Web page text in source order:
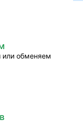
или обменяем